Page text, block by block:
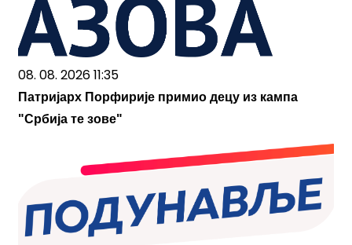
08. 08. 2026 11:35
Патријарх Порфирије примио децу из кампа
"Србија те зове"